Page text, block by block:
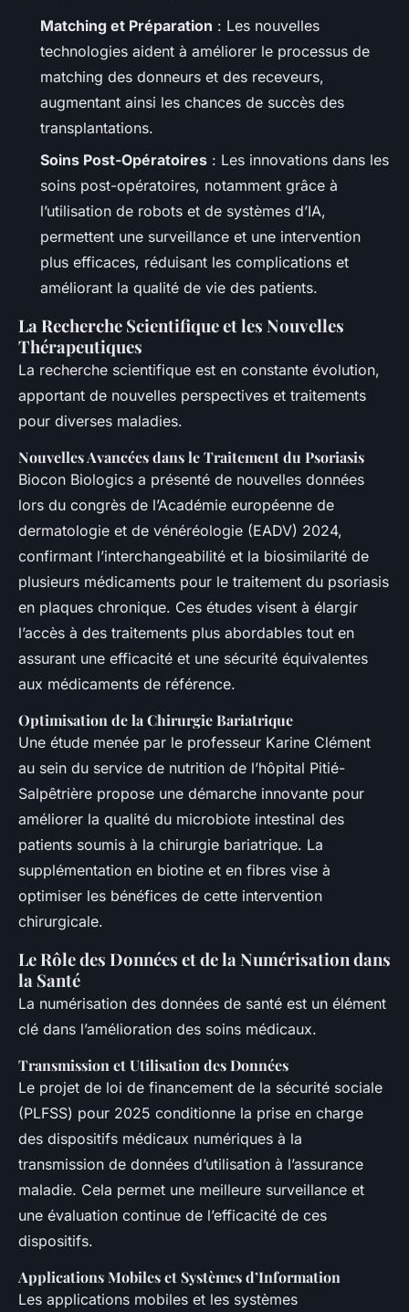
Matching et Préparation : Les nouvelles
technologies aident à améliorer le processus de
matching des donneurs et des receveurs,
augmentant ainsi les chances de succès des
transplantations.
Soins Post-Opératoires : Les innovations dans les
soins post-opératoires, notamment grâce à
l’utilisation de robots et de systèmes d’IA,
permettent une surveillance et une intervention
plus efficaces, réduisant les complications et
améliorant la qualité de vie des patients.
La Recherche Scientifique et les Nouvelles
Thérapeutiques
La recherche scientifique est en constante évolution,
apportant de nouvelles perspectives et traitements
pour diverses maladies.
Nouvelles Avancées dans le Traitement du Psoriasis
Biocon Biologics a présenté de nouvelles données
lors du congrès de l’Académie européenne de
dermatologie et de vénéréologie (EADV) 2024,
confirmant l’interchangeabilité et la biosimilarité de
plusieurs médicaments pour le traitement du psoriasis
en plaques chronique. Ces études visent à élargir
l’accès à des traitements plus abordables tout en
assurant une efficacité et une sécurité équivalentes
aux médicaments de référence.
Optimisation de la Chirurgie Bariatrique
Une étude menée par le professeur Karine Clément
au sein du service de nutrition de l’hôpital Pitié-
Salpêtrière propose une démarche innovante pour
améliorer la qualité du microbiote intestinal des
patients soumis à la chirurgie bariatrique. La
supplémentation en biotine et en fibres vise à
optimiser les bénéfices de cette intervention
chirurgicale.
Le Rôle des Données et de la Numérisation dans
la Santé
La numérisation des données de santé est un élément
clé dans l’amélioration des soins médicaux.
Transmission et Utilisation des Données
Le projet de loi de financement de la sécurité sociale
(PLFSS) pour 2025 conditionne la prise en charge
des dispositifs médicaux numériques à la
transmission de données d’utilisation à l’assurance
maladie. Cela permet une meilleure surveillance et
une évaluation continue de l’efficacité de ces
dispositifs.
Applications Mobiles et Systèmes d’Information
Les applications mobiles et les systèmes